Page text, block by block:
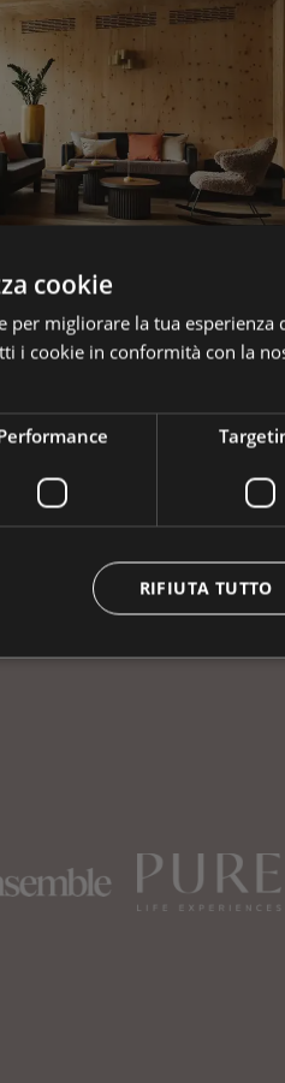
Prenota la tua vacanza
cookie
per migliorare la tua esperienza
i cookie in conformità con la
RIFIUTA TUTTO